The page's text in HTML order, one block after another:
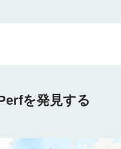
を発見する